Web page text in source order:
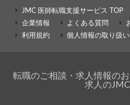
JMC 医師転職支援サービス TOP
企業情報
よくある質問
利用規約
個人情報の取り扱い
転職のご相談・求人情報の
求人の